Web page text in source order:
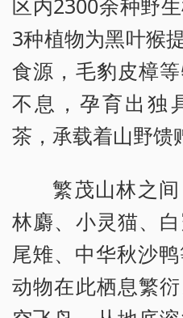
3种植物为黑叶猴
食源，毛豹皮樟
不息，孕育出独
茶，承载着山野馈
繁茂山林之间
林麝、小灵猫、
尾雉、中华秋沙
动物在此栖息繁